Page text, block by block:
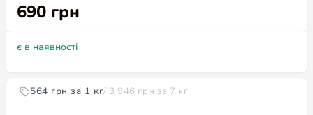
690 грн
86 грн за 100 г